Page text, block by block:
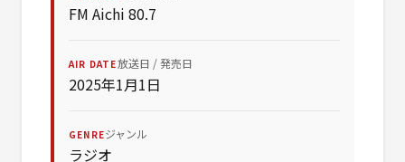
FM Aichi 80.7
AIR DATE放送日 / 発売日
2025年1月1日
GENREジャンル
ラジオ